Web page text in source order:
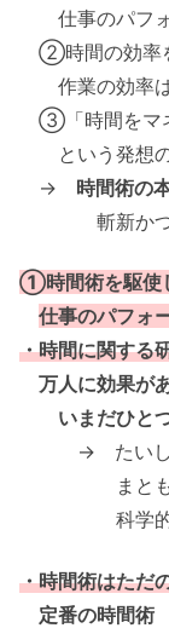
仕事のパフォ
②時間の効率
作業の効率は
③「時間をマ
という発想の
→ 時間術の
斬新かつ効
①時間術を駆使
仕事のパフォ
・時間に関する
万人に効果が
いまだひと
→ たいした
まともな検
科学的な
・時間術はただ
定番の時間術